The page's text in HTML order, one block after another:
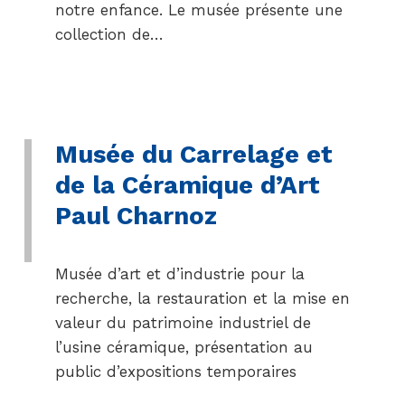
notre enfance. Le musée présente une
collection de…
Musée du Carrelage et
de la Céramique d’Art
Paul Charnoz
Musée d’art et d’industrie pour la
recherche, la restauration et la mise en
valeur du patrimoine industriel de
l’usine céramique, présentation au
public d’expositions temporaires